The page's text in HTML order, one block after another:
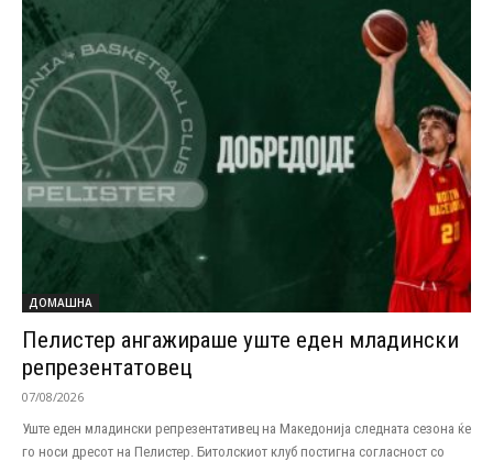
ДОМАШНА
Пелистер ангажираше уште еден младински
репрезентатовец
07/08/2026
Уште еден младински репрезентативец на Македонија следната сезона ќе
го носи дресот на Пелистер. Битолскиот клуб постигна согласност со